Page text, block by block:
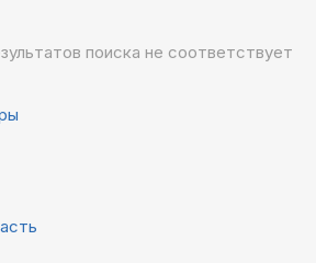
поиска не соответствует